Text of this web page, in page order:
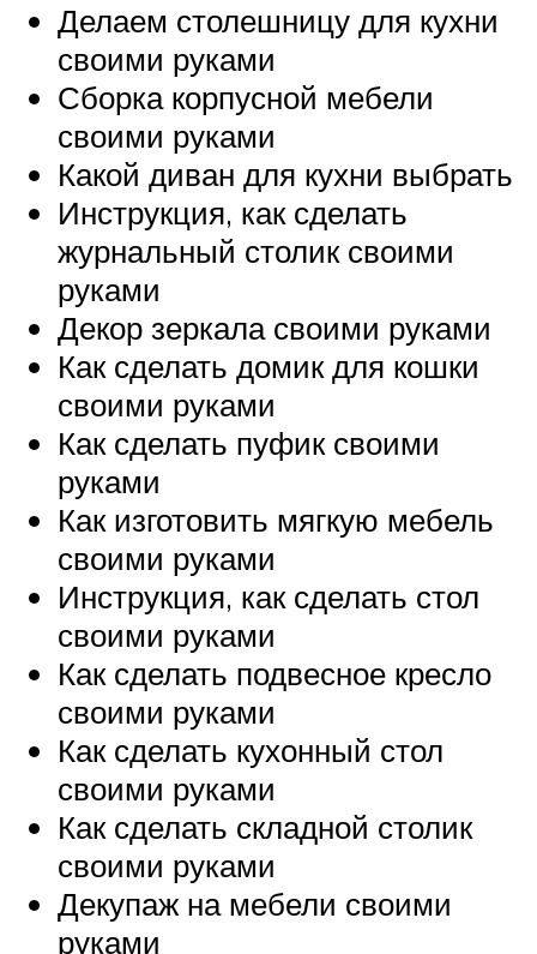
Делаем столешницу для кухни
своими руками
Сборка корпусной мебели
своими руками
Какой диван для кухни выбрать
Инструкция, как сделать
журнальный столик своими
руками
Декор зеркала своими руками
Как сделать домик для кошки
своими руками
Как сделать пуфик своими
руками
Как изготовить мягкую мебель
своими руками
Инструкция, как сделать стол
своими руками
Как сделать подвесное кресло
своими руками
Как сделать кухонный стол
своими руками
Как сделать складной столик
своими руками
Декупаж на мебели своими
руками